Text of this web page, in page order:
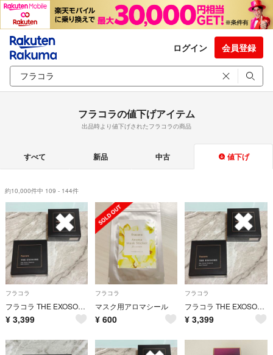
ログイン 会員登録
フラコラの値下げアイテム
出品時より値下げされたフラコラの商品
すべて 新品 中古 値下げ
約10,000件中 109 - 144件
フラコラ
フラコラ THE EXOSOME デイカバーエッセンス メッシュコンパクト
¥ 3,399
フラコラ
マスク用アロマシール
¥ 600
フラコラ
フラコラ THE EXOSOME デイカバーエッセンス メッシュコンパクト
¥ 3,399